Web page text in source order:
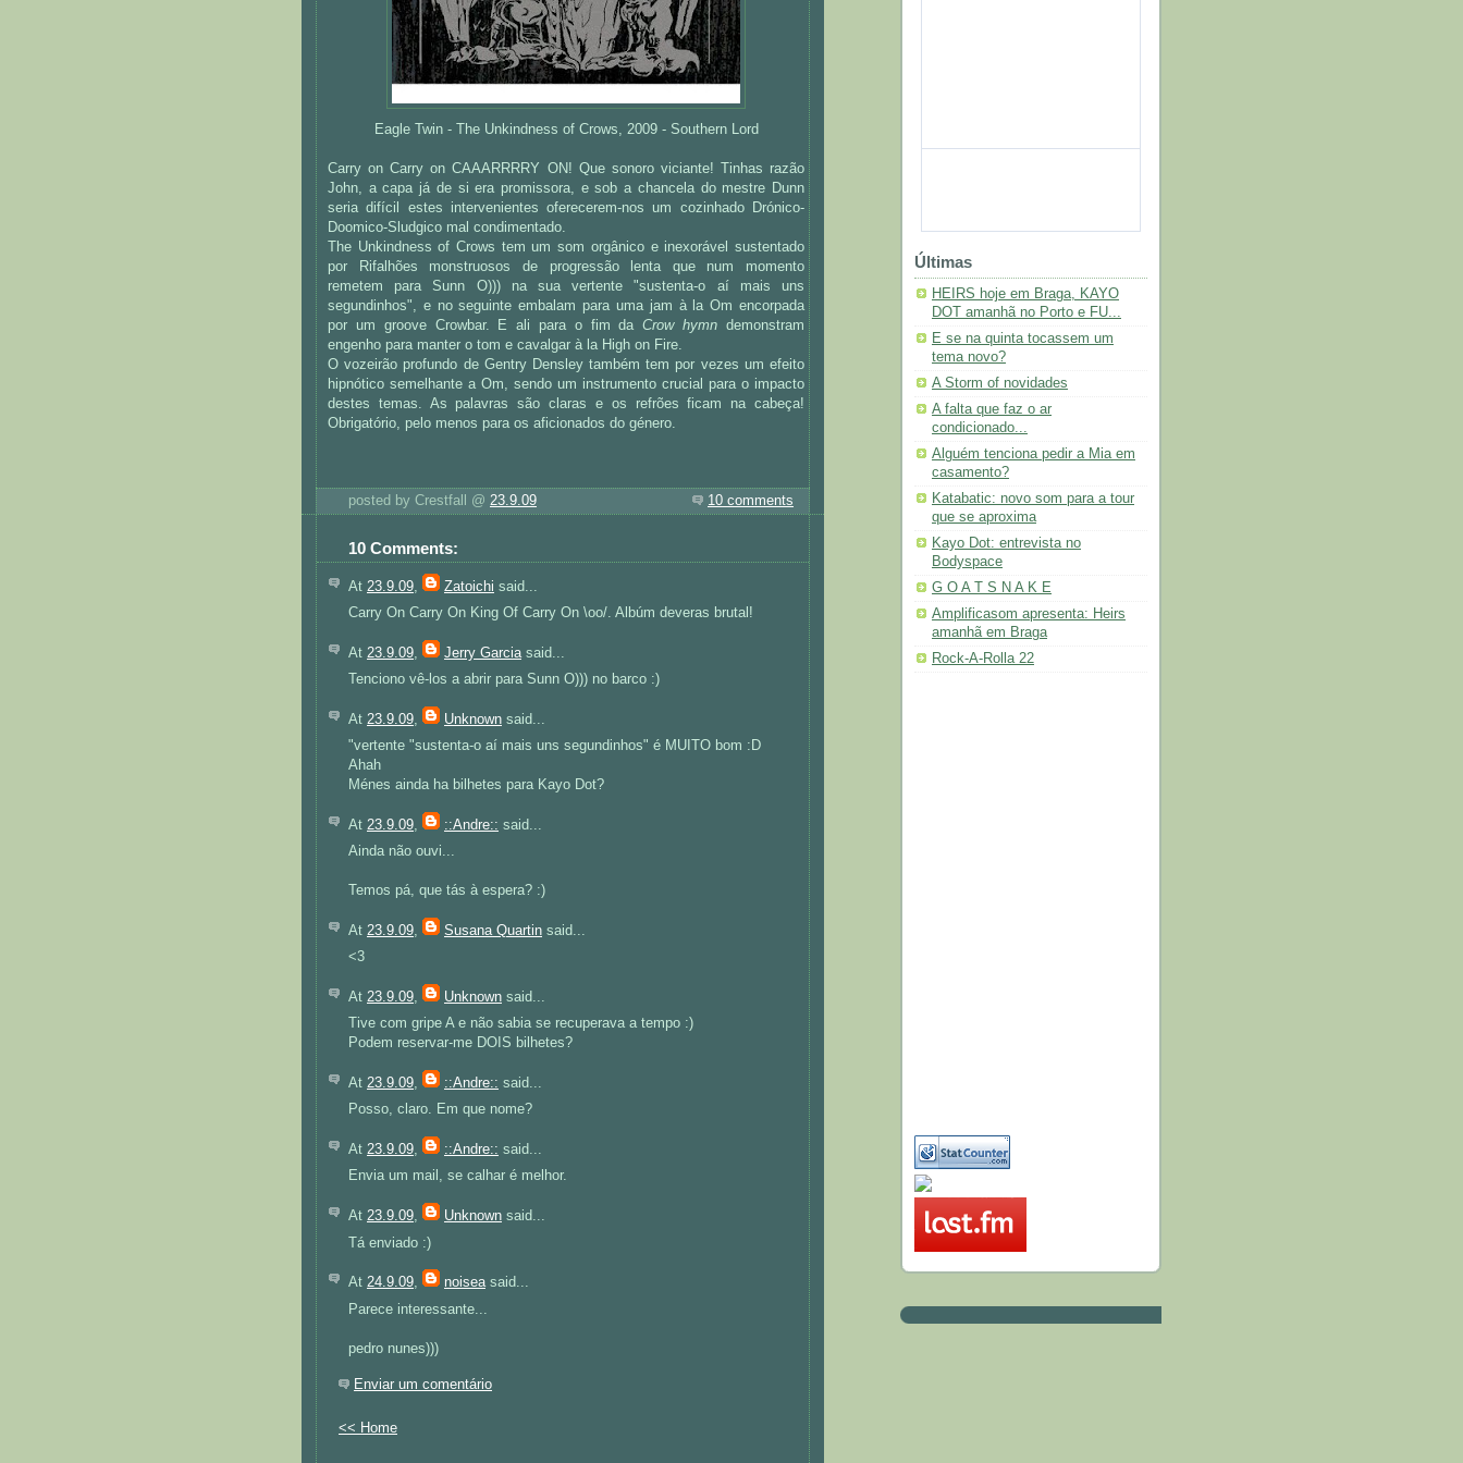
Eagle Twin - The Unkindness of Crows, 2009 - Southern Lord
Carry on Carry on CAAARRRRY ON! Que sonoro viciante! Tinhas razão
John, a capa já de si era promissora, e sob a chancela do mestre Dunn
seria difícil estes intervenientes oferecerem-nos um cozinhado Drónico-
Doomico-Sludgico mal condimentado.
The Unkindness of Crows tem um som orgânico e inexorável sustentado
por Rifalhões monstruosos de progressão lenta que num momento
remetem para Sunn O))) na sua vertente "sustenta-o aí mais uns
segundinhos", e no seguinte embalam para uma jam à la Om encorpada
por um groove Crowbar. E ali para o fim daCrow hymn demonstram
engenho para manter o tom e cavalgar à la High on Fire.
O vozeirão profundo de Gentry Densley também tem por vezes um efeito
hipnótico semelhante a Om, sendo um instrumento crucial para o impacto
destes temas. As palavras são claras e os refrões ficam na cabeça!
Obrigatório, pelo menos para os aficionados do género.
posted by Crestfall @ 23.9.09 10 comments
10 Comments:
At 23.9.09, Zatoichi said...
Carry On Carry On King Of Carry On \oo/. Albúm deveras brutal!
At 23.9.09, Jerry Garciasaid...
Tenciono vê-los a abrir para Sunn O))) no barco :)
At 23.9.09, Unknown said...
"vertente "sustenta-o aí mais uns segundinhos" é MUITO bom :D
Ahah
Ménes ainda ha bilhetes para Kayo Dot?
At 23.9.09, ::Andre:: said...
Ainda não ouvi...
Temos pá, que tás à espera? :)
At 23.9.09, Susana Quartin said...
<3
At 23.9.09, Unknown said...
Tive com gripe A e não sabia se recuperava a tempo :)
Podem reservar-me DOIS bilhetes?
At 23.9.09, ::Andre:: said...
Posso, claro. Em que nome?
At 23.9.09, ::Andre:: said...
Envia um mail, se calhar é melhor.
At 23.9.09, Unknown said...
Tá enviado :)
At 24.9.09, noiseasaid...
Parece interessante...
pedro nunes)))
Enviar um comentário
<< Home
Últimas
HEIRS hoje em Braga, KAYO
DOT amanhã no Porto e FU...
E se na quinta tocassem um
tema novo?
A Storm of novidades
A falta que faz o ar
condicionado...
Alguém tenciona pedir a Mia em
casamento?
Katabatic: novo som para a tour
que se aproxima
Kayo Dot: entrevista no
Bodyspace
G O A T S N A K E
Amplificasom apresenta: Heirs
amanhã em Braga
Rock-A-Rolla 22